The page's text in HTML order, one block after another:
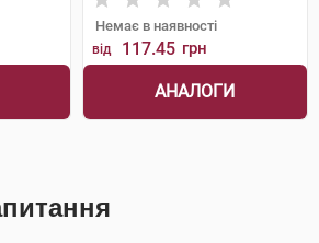
Немає в наявності
від 117.45 грн
АНАЛОГИ